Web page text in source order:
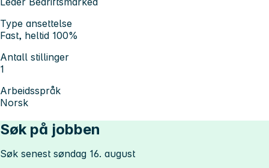
Type ansettelse
Fast, heltid 100%
Antall stillinger
1
Arbeidsspråk
Norsk
Søk på jobben
Søk senest søndag 16. august